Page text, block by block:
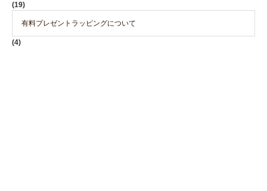
(19)
有料プレゼントラッピングについて
(4)